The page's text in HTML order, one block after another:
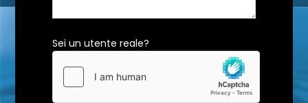
Sei un utente reale?